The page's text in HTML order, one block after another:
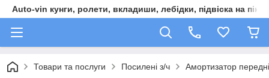
Auto-vin кунги, ролети, вкладиши, лебідки, підвіска на пікап
Товари та послуги Посилені з/ч Амортизатор